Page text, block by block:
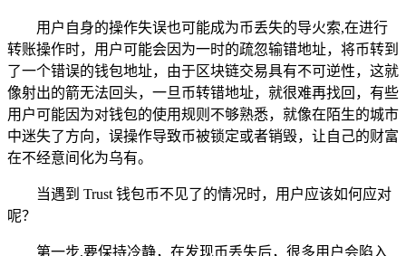
用户自身的操作失误也可能成为币丢失的导火索,在进行
转账操作时，用户可能会因为一时的疏忽输错地址，将币转到
了一个错误的钱包地址，由于区块链交易具有不可逆性，这就
像射出的箭无法回头，一旦币转错地址，就很难再找回，有些
用户可能因为对钱包的使用规则不够熟悉，就像在陌生的城市
中迷失了方向，误操作导致币被锁定或者销毁，让自己的财富
在不经意间化为乌有。
当遇到 Trust 钱包币不见了的情况时，用户应该如何应对
呢？
第一步,要保持冷静，在发现币丢失后，很多用户会陷入